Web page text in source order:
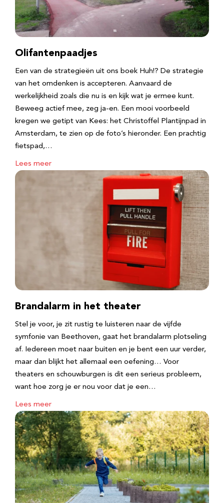
Olifantenpaadjes
Een van de strategieën uit ons boek Huh!? De strategie
van het omdenken is accepteren. Aanvaard de
werkelijkheid zoals die nu is en kijk wat je ermee kunt.
Beweeg actief mee, zeg ja-en. Een mooi voorbeeld
kregen we getipt van Kees: het Christoffel Plantijnpad in
Amsterdam, te zien op de foto’s hieronder. Een prachtig
fietspad,…
Lees meer
Brandalarm in het theater
Stel je voor, je zit rustig te luisteren naar de vijfde
symfonie van Beethoven, gaat het brandalarm plotseling
af. Iedereen moet naar buiten en je bent een uur verder,
maar dan blijkt het allemaal een oefening… Voor
theaters en schouwburgen is dit een serieus probleem,
want hoe zorg je er nou voor dat je een…
Lees meer